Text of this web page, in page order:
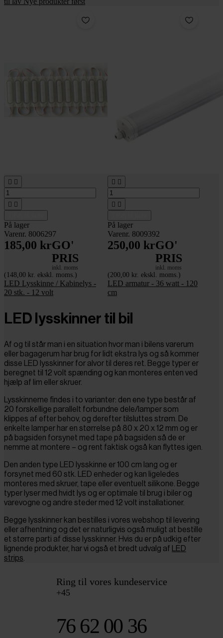
 
 
På lager
Varenr. 8006297
185,00 krGO'
PRIS
inkl. moms
(148,00 kr. ekskl. moms.)
LED Lysskinne / Kabinelys -
20 stk. - 12 volt
 
 
På lager
Varenr. 8009392
250,00 krGO'
PRIS
inkl. moms
(200,00 kr. ekskl. moms.)
LED armatur - 36 watt - 120
cm
LED lysskinner til bil
Af og til står man i en situation hvor man i bilens varerum
eller bagagerum har brug for lidt ekstra lys og så kommer
disse LED lysskinner for alvor til deres ret. Begge typer er
beregnet til 12 volt spænding og kan monteres enten ved
hjælp af lim eller skruer.
Lysskinnerne findes i to varianter: den ene type består af
20 forskellige parallelt forbundne dele/lamper som
klippes af efter behov, og derefter tilsluttes strøm. De
enkelte lamper har en størrelse på 80 x 20 x 12 mm og er
på bagsiden forsynet med tape på bagsiden så de er
nemme at montere – og rent faktisk også kan flyttes igen.
Den anden type LED lysskinne er 100 cm lang og er
forsynet med 60 stk. LED enheder og kan ligeledes
monteres med skruer, tape eller eventuelt silikone. Begge
typer lyser med hvidt lys og er optimale til brug i biler og
varevogne og andre steder med 12 volt installationer.
Begge lysskinner kan bestilles i vores webshop til levering
eller afhentning og det er naturligvis også muligt at bestille
et større parti af disse lysskinner. Hvis du er på udkig efter
lignende produkter, har vi også et bredt udvalg af
LED
strips
Ring til vores kundeservice
+45
76 62 00 36